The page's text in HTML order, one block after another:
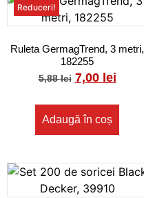
Reduceri!
Ruleta GermagTrend, 3 metri,
182255
5,88lei 7,00 lei
Adaugă în coș